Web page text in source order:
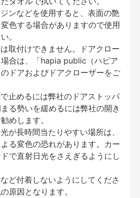
ンなどを使用すると、表面の艶
色する場合がありますので使用
。
取付けできません。ドアクロー
合は、「hapia public（ハピア
ドアおよびドアクローザーをご
止めるには弊社のドアストッパ
る勢いを緩めるには弊社の開き
めします。
が長時間当たりやすい場所は、
る変色の恐れがあります。カー
で直射日光をさえぎるようにし
ど付着しないようにしてくださ
原因となります。